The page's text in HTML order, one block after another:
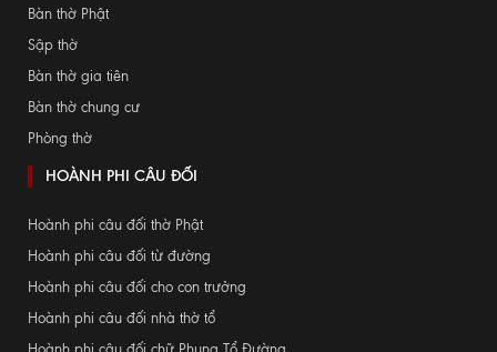
Bàn thờ Phật
Sập thờ
Bàn thờ gia tiên
Bàn thờ chung cư
Phòng thờ
HOÀNH PHI CÂU ĐỐI
Hoành phi câu đối thờ Phật
Hoành phi câu đối từ đường
Hoành phi câu đối cho con trưởng
Hoành phi câu đối nhà thờ tổ